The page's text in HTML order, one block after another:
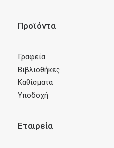
Προϊόντα
Γραφεία
Βιβλιοθήκες
Καθίσματα
Υποδοχή
Εταιρεία